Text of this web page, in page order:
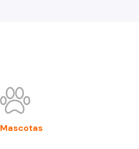
Mascotas